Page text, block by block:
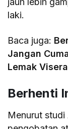
laki.
Baca juga:
Jangan
Lemak
Berhenti
Menurut